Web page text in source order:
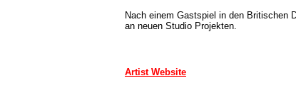
Nach einem Gastspiel in den Britischen
an neuen Studio Projekten.
Artist Website